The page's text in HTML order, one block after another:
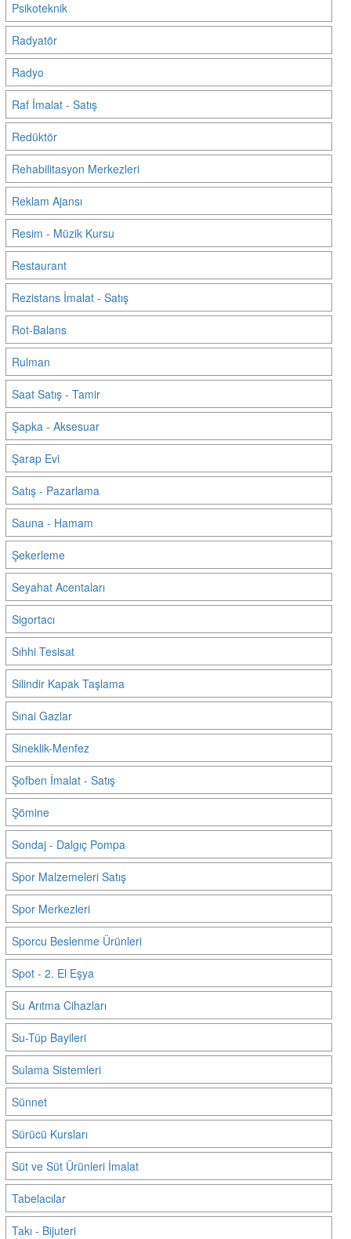
Psikoteknik
Radyatör
Radyo
Raf İmalat - Satış
Redüktör
Rehabilitasyon Merkezleri
Reklam Ajansı
Resim - Müzik Kursu
Restaurant
Rezistans İmalat - Satış
Rot-Balans
Rulman
Saat Satış - Tamir
Şapka - Aksesuar
Şarap Evi
Satış - Pazarlama
Sauna - Hamam
Şekerleme
Seyahat Acentaları
Sigortacı
Sıhhi Tesisat
Silindir Kapak Taşlama
Sınai Gazlar
Sineklik-Menfez
Şofben İmalat - Satış
Şömine
Sondaj - Dalgıç Pompa
Spor Malzemeleri Satış
Spor Merkezleri
Sporcu Beslenme Ürünleri
Spot - 2. El Eşya
Su Arıtma Cihazları
Su-Tüp Bayileri
Sulama Sistemleri
Sünnet
Sürücü Kursları
Süt ve Süt Ürünleri İmalat
Tabelacılar
Takı - Bijuteri